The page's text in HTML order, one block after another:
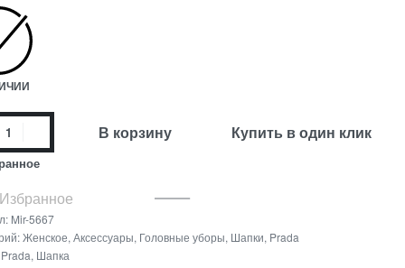
В корзину Купить в один клик
Mir-5667
Женское,Аксессуары, Головные уборы, Шапки, Prada
Prada, Шапка